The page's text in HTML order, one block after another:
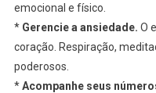
emocional e físico.
* Gerencie a ansiedade. O
coração. Respiração,
poderosos.
*Acompanhe seus